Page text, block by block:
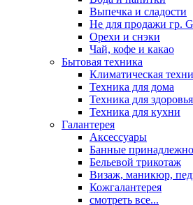
Выпечка и сладости
Не для продажи гр.
Орехи и снэки
Чай, кофе и какао
Бытовая техника
Климатическая
Техника для дома
Техника для
Техника для кухни
Галантерея
Аксессуары
Банные
Бельевой трикотаж
Визаж, маникюр,
Кожгалантерея
смотреть все...